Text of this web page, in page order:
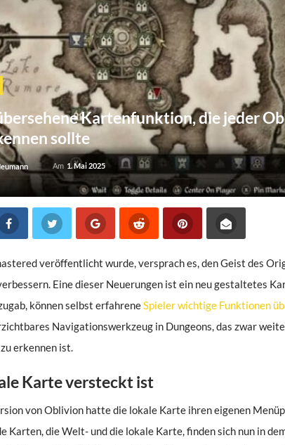
Kartenfunktion, die jeder
sollte
Am 1. Mai 2025
veröffentlicht wurde, versprach es, den Geist des
Eine dieser Neuerungen ist ein neu gestaltetes
können selbst erfahreneSpieler wichtige Funktionen
Navigationswerkzeug in Dungeons, das zwar
erkennen ist.
Karte versteckt ist
von Oblivion hatte die lokale Karte ihren eigenen
Karten, die Welt- und die lokale Karte, finden sich nun in